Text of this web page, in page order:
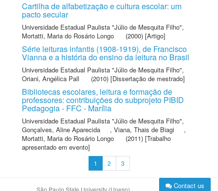
Cartilha de alfabetização e cultura escolar: um
pacto secular
Universidade Estadual Paulista "Júlio de Mesquita Filho",
Mortatti, Maria do Rosário Longo
(2000) [Artigo]
Série leituras infantis (1908-1919), de Francisco
Vianna e a história do ensino da leitura no Brasil
Universidade Estadual Paulista "Júlio de Mesquita Filho",
Oriani, Angélica Pall
(2010) [Dissertação de mestrado]
Bibliotecas escolares, leitura e formação de
professores: contribuições do subprojeto PIBID
Pedagogia - FFC - Marília
Universidade Estadual Paulista "Júlio de Mesquita Filho",
Gonçalves, Aline Aparecida
, Viana, Thais de Biagi
,
Mortatti, Maria do Rosário Longo
(2011) [Trabalho
apresentado em evento]
1 2 3
São Paulo State University (Unesp) Contact us